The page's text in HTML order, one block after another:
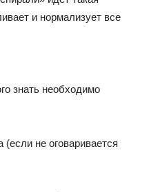
и нормализует все
знать необходимо
не оговаривается